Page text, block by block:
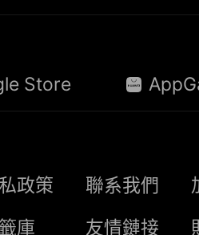
Store
政策 聯系我們
庫 友情鏈接